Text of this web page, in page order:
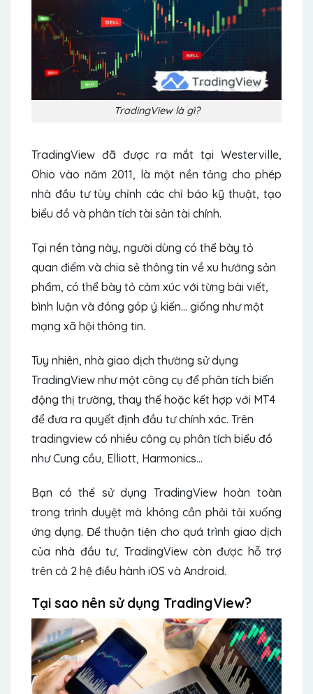
TradingView là gì?
TradingView đã được ra mắt tại Westerville,
Ohio vào năm 2011, là một nền tảng cho phép
nhà đầu tư tùy chỉnh các chỉ báo kỹ thuật, tạo
biểu đồ và phân tích tài sản tài chính.
Tại nền tảng này, người dùng có thể bày tỏ
quan điểm và chia sẻ thông tin về xu hướng sản
phẩm, có thể bày tỏ cảm xúc với từng bài viết,
bình luận và đóng góp ý kiến… giống như một
mạng xã hội thông tin.
Tuy nhiên, nhà giao dịch thường sử dụng
TradingView như một công cụ để phân tích biến
động thị trường, thay thế hoặc kết hợp với MT4
để đưa ra quyết định đầu tư chính xác. Trên
tradingview có nhiều công cụ phân tích biểu đồ
như Cung cầu, Elliott, Harmonics…
Bạn có thể sử dụng TradingView hoàn toàn
trong trình duyệt mà không cần phải tải xuống
ứng dụng. Để thuận tiện cho quá trình giao dịch
của nhà đầu tư, TradingView còn được hỗ trợ
trên cả 2 hệ điều hành iOS và Android.
Tại sao nên sử dụng TradingView?